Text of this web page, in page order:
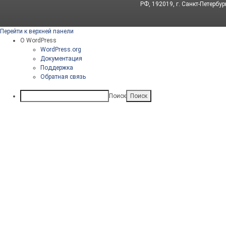
РФ, 192019, г. Санкт-
Перейти к верхней панели
О WordPress
WordPress.org
Документация
Поддержка
Обратная связь
Поиск